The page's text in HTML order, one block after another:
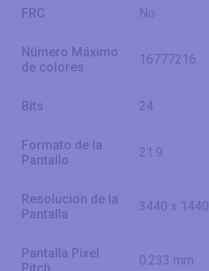
FRC No
Número Máximo
de colores
16777216
Bits 24
Formato de la
Pantallo
21:9
Resolucion de la
Pantalla
3440 x 1440
Pantalla Pixel
0.233 mm